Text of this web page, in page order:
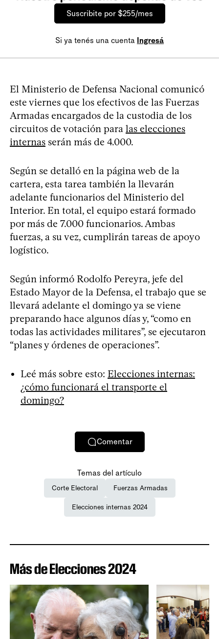
Suscribite por $255/mes
Si ya tenés una cuenta Ingresá
El Ministerio de Defensa Nacional comunicó
este viernes que los efectivos de las Fuerzas
Armadas encargados de la custodia de los
circuitos de votación para las elecciones
internas serán más de 4.000.
Según se detalló en la página web de la
cartera, esta tarea también la llevarán
adelante funcionarios del Ministerio del
Interior. En total, el equipo estará formado
por más de 7.000 funcionarios. Ambas
fuerzas, a su vez, cumplirán tareas de apoyo
logístico.
Según informó Rodolfo Pereyra, jefe del
Estado Mayor de la Defensa, el trabajo que se
llevará adelante el domingo ya se viene
preparando hace algunos días y, “como en
todas las actividades militares”, se ejecutaron
“planes y órdenes de operaciones”.
Leé más sobre esto: Elecciones internas:
¿cómo funcionará el transporte el
domingo?
Comentar
Temas del artículo
Corte Electoral Fuerzas Armadas
Elecciones internas 2024
Más de Elecciones 2024